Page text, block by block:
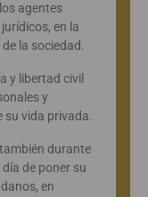
agentes
en la
la sociedad.
y libertad civil
y
su vida privada.
durante
de poner su
en